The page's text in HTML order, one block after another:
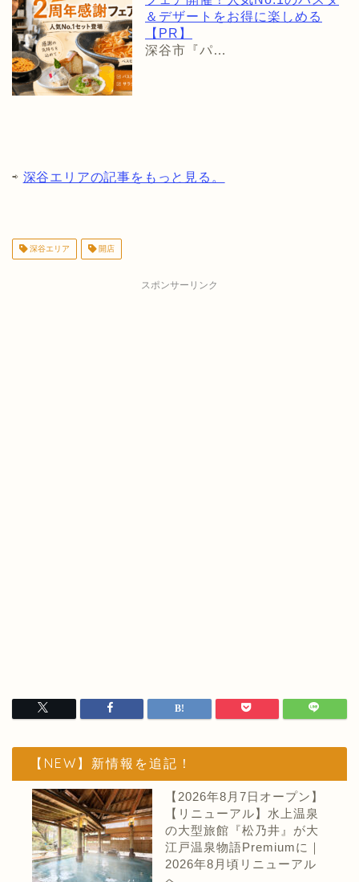
＆デザートをお得に楽しめる
【PR】
深谷市『パ…
⇨ 深谷エリアの記事をもっと見る。
深谷エリア 開店
スポンサーリンク
【NEW】新情報を追記！
【2026年8月7日オープン】
【リニューアル】水上温泉
の大型旅館『松乃井』が大
江戸温泉物語Premiumに｜
2026年8月頃リニューアル